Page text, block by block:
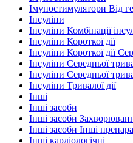
Імуностимулятори Від
Інсуліни
Інсуліни Комбінації
Інсуліни Короткої дії
Інсуліни Короткої дії
Інсуліни Середньої
Інсуліни Середньої
Інсуліни Тривалої дії
Інші
Інші засоби
Інші засоби
Інші засоби Інші
Інші кардіологічні